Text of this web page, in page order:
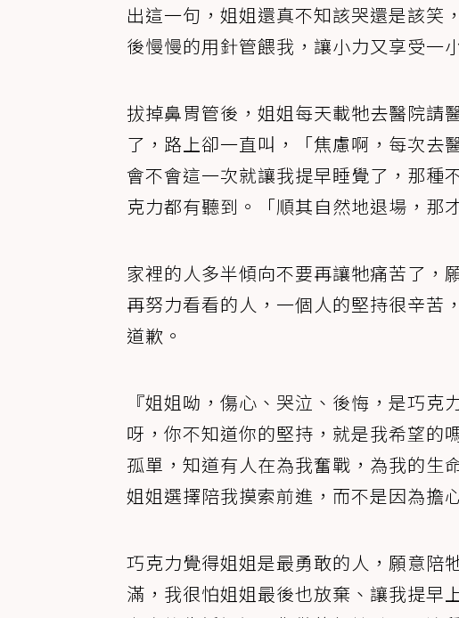
出這一句，姐姐還真不知該哭還是該笑
後慢慢的用針管餵我，讓小力又享受一
拔掉鼻胃管後，姐姐每天載牠去醫院請
了，路上卻一直叫，「焦慮啊，每次去
會不會這一次就讓我提早睡覺了，那種
克力都有聽到。「順其自然地退場，那
家裡的人多半傾向不要再讓牠痛苦了，
再努力看看的人，一個人的堅持很辛苦
道歉。
『姐姐呦，傷心、哭泣、後悔，是巧
呀，你不知道你的堅持，就是我希望的
孤單，知道有人在為我奮戰，為我的生
姐姐選擇陪我摸索前進，而不是因為擔
巧克力覺得姐姐是最勇敢的人，願意陪
滿，我很怕姐姐最後也放棄、讓我提早